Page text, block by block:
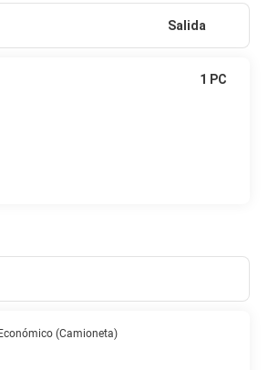
Salida
1 PC
(Camioneta)